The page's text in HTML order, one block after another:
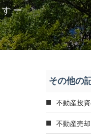
ー
その他の
不動産投
不動産売却